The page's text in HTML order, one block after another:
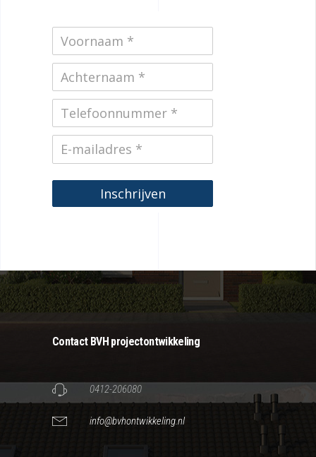
Inschrijven
Contact BVH projectontwikkeling
0412-206080
info@bvhontwikkeling.nl